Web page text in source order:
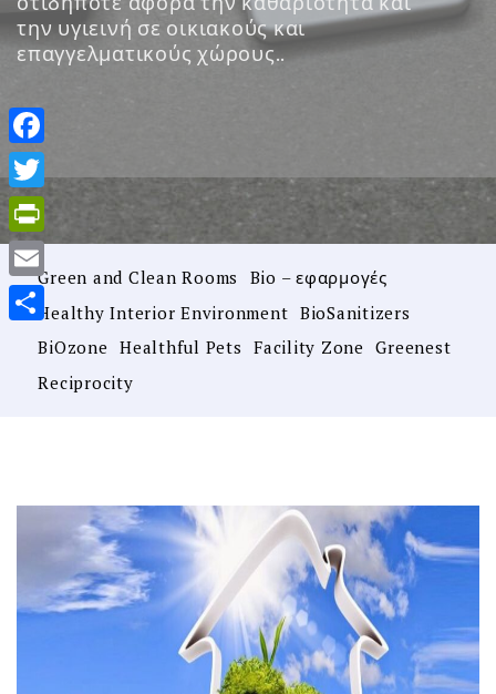
την υγιεινή σε οικιακούς και
επαγγελματικούς χώρους..
Green and Clean Rooms
Bio – εφαρμογές
Healthy Interior Environment BioSanitizers
BiOzone
Healthful Pets Facility Zone
Greenest
Reciprocity
Facebook
Twitter
PrintFriendly
Email
Μοιραστείτε